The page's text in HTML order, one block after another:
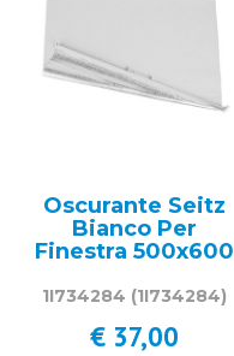
Oscurante Seitz
Bianco Per
Finestra 500x600
1I734284 (1I734284)
€ 37,00